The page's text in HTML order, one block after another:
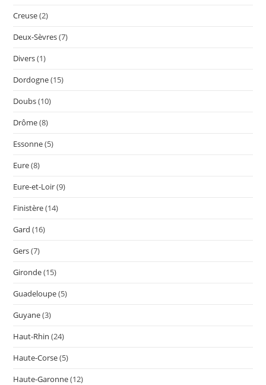
Creuse(2)
Deux-Sèvres(7)
Divers(1)
Dordogne(15)
Doubs(10)
Drôme(8)
Essonne(5)
Eure(8)
Eure-et-Loir(9)
Finistère(14)
Gard (16)
Gers(7)
Gironde(15)
Guadeloupe(5)
Guyane(3)
Haut-Rhin (24)
Haute-Corse(5)
Haute-Garonne(12)